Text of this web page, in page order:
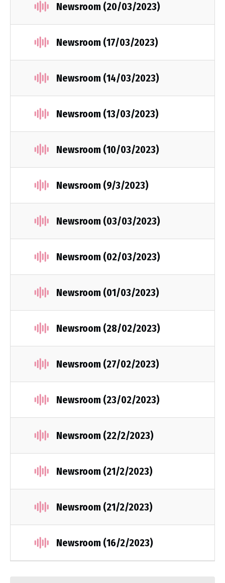
Newsroom (20/03/2023)
Newsroom (17/03/2023)
Newsroom (14/03/2023)
Newsroom (13/03/2023)
Newsroom (10/03/2023)
Newsroom (9/3/2023)
Newsroom (03/03/2023)
Newsroom (02/03/2023)
Newsroom (01/03/2023)
Newsroom (28/02/2023)
Newsroom (27/02/2023)
Newsroom (23/02/2023)
Newsroom (22/2/2023)
Newsroom (21/2/2023)
Newsroom (21/2/2023)
Newsroom (16/2/2023)